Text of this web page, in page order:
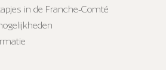
in de Franche-Comté